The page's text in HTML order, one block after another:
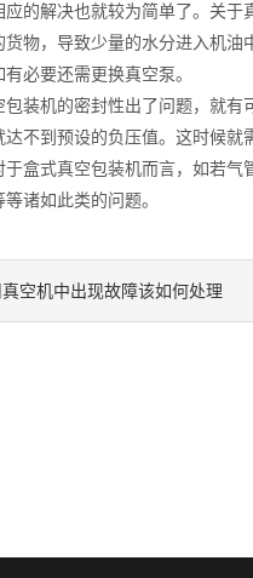
的解决也就较为简单了。关
物，导致少量的水分进入机
必要还需更换真空泵。
机的密封性出了问题，就有
不到预设的负压值。这时候就
式真空包装机而言，如若气管
诸如此类的问题。
空机中出现故障该如何处理